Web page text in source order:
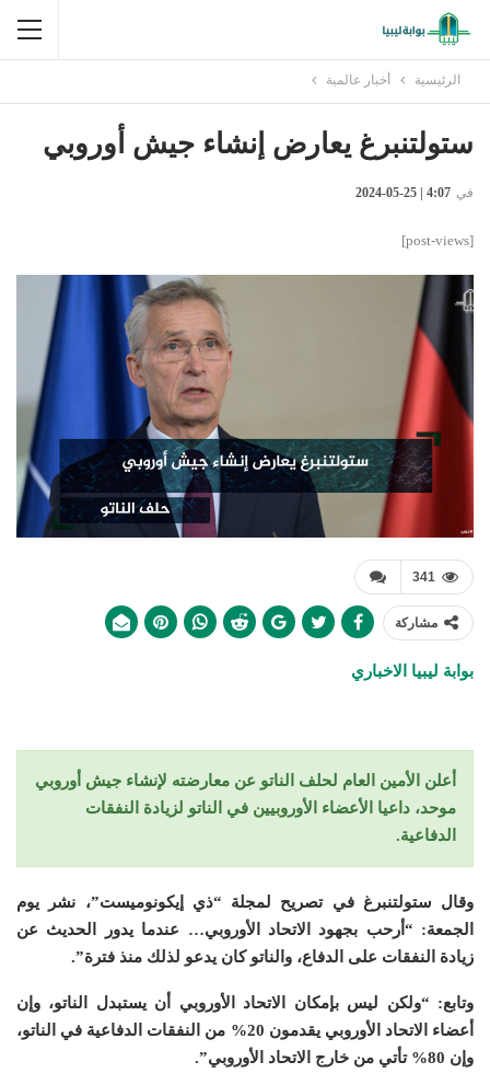
الرئيسية أخبار عالمية
ستولتنبرغ يعارض إنشاء جيش أوروبي
في 4:07 | 25-05-2024
[post-views]
341
مشاركة
بوابة ليبيا الاخباري
أعلن الأمين العام لحلف الناتو عن معارضته لإنشاء جيش أوروبي
موحد، داعيا الأعضاء الأوروبيين في الناتو لزيادة النفقات
الدفاعية.
وقال ستولتنبرغ في تصريح لمجلة “ذي إيكونوميست”، نشر يوم
الجمعة: “أرحب بجهود الاتحاد الأوروبي… عندما يدور الحديث عن
زيادة النفقات على الدفاع، والناتو كان يدعو لذلك منذ فترة”.
وتابع: “ولكن ليس بإمكان الاتحاد الأوروبي أن يستبدل الناتو، وإن
أعضاء الاتحاد الأوروبي يقدمون 20% من النفقات الدفاعية في الناتو،
وإن 80% تأتي من خارج الاتحاد الأوروبي”.